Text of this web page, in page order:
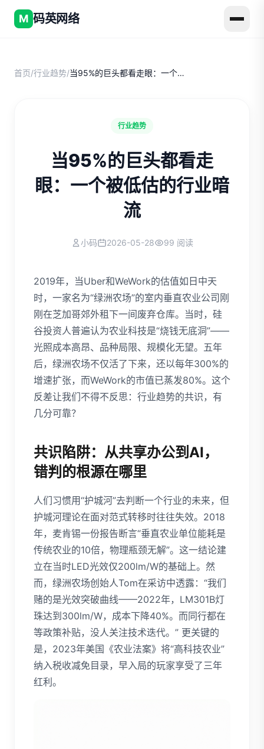
M 码英网络
首页/行业趋势/ 当95%的巨头都看走眼：一个被低估的行业暗流
行业趋势
当95%的巨头都看走
眼：一个被低估的行业暗
流
小码 2026-05-28 99 阅读
2019年，当Uber和WeWork的估值如日中天
时，一家名为“绿洲农场”的室内垂直农业公司刚
刚在芝加哥郊外租下一间废弃仓库。当时，硅
谷投资人普遍认为农业科技是“烧钱无底洞”——
光照成本高昂、品种局限、规模化无望。五年
后，绿洲农场不仅活了下来，还以每年300%的
增速扩张，而WeWork的市值已蒸发80%。这个
反差让我们不得不反思：行业趋势的共识，有
几分可靠？
共识陷阱：从共享办公到AI，
错判的根源在哪里
人们习惯用“护城河”去判断一个行业的未来，但
护城河理论在面对范式转移时往往失效。2018
年，麦肯锡一份报告断言“垂直农业单位能耗是
传统农业的10倍，物理瓶颈无解”。这一结论建
立在当时LED光效仅200lm/W的基础上。然
而，绿洲农场创始人Tom在采访中透露：“我们
赌的是光效突破曲线——2022年，LM301B灯
珠达到300lm/W，成本下降40%。而同行都在
等政策补贴，没人关注技术迭代。” 更关键的
是，2023年美国《农业法案》将“高科技农业”
纳入税收减免目录，早入局的玩家享受了三年
红利。